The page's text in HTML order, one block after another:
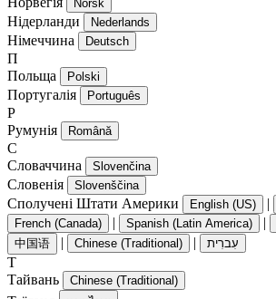
Norsk
Нідерланди Nederlands
Німеччина Deutsch
П
Польща
Polski
Португалія Português
Р
Румунія
Română
С
Словаччина
Slovenčina
Словенія Slovenščina
Сполучені Штати Америки English (US) |
French (Canada) | Spanish (Latin America) |
中国语 | Chinese (Traditional) | עִברִית
Т
Тайвань
Chinese (Traditional)